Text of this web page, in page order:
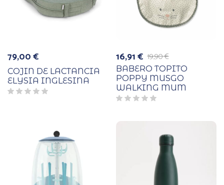
79,00€
COJIN DE LACTANCIA
ELYSIA INGLESINA
19,90€
El
precio
original
era:
19,90 €.
16,91€
El
precio
actual
es:
16,91 €.
BABERO TOPITO
POPPY MUSGO
WALKING MUM